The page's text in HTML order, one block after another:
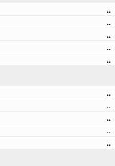
..
..
..
..
..
..
..
..
..
..